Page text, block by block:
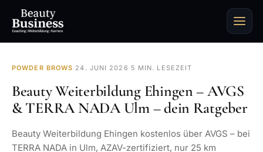
POWDER BROWS· 24. JUNI 2026 · 5 MIN. LESEZEIT
Beauty Weiterbildung Ehingen – AVGS
& TERRA NADA Ulm – dein Ratgeber
Beauty Weiterbildung Ehingen kostenlos über AVGS – bei
TERRA NADA in Ulm, AZAV-zertifiziert, nur 25 km